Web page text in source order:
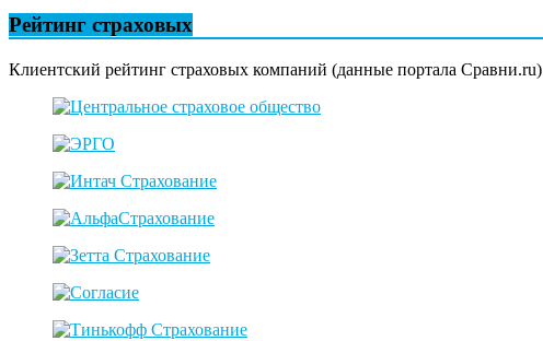
Рейтинг страховых
Клиентский рейтинг страховых компаний (данные портала Сравни.ru)